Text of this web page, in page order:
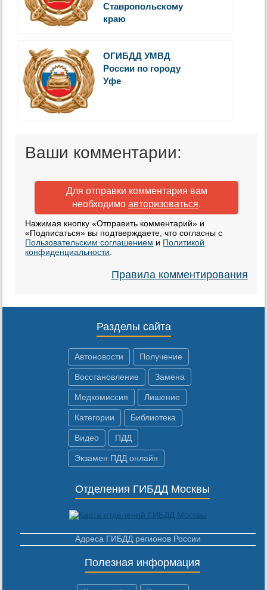
Ставропольскому
краю
ОГИБДД УМВД
России по городу
Уфе
Ваши комментарии:
Для отправки комментария вам
необходимо авторизоваться.
Нажимая кнопку «Отправить комментарий» и
«Подписаться» вы подтверждаете, что согласны с
Пользовательским соглашением и Политикой
конфиденциальности
Правила комментирования
Разделы сайта
Автоновости Получение
Восстановление Замена
Медкомиссия Лишение
Категории Библиотека
Видео ПДД
Экзамен ПДД онлайн
Отделения ГИБДД Москвы
Адреса ГИБДД регионов России
Полезная информация